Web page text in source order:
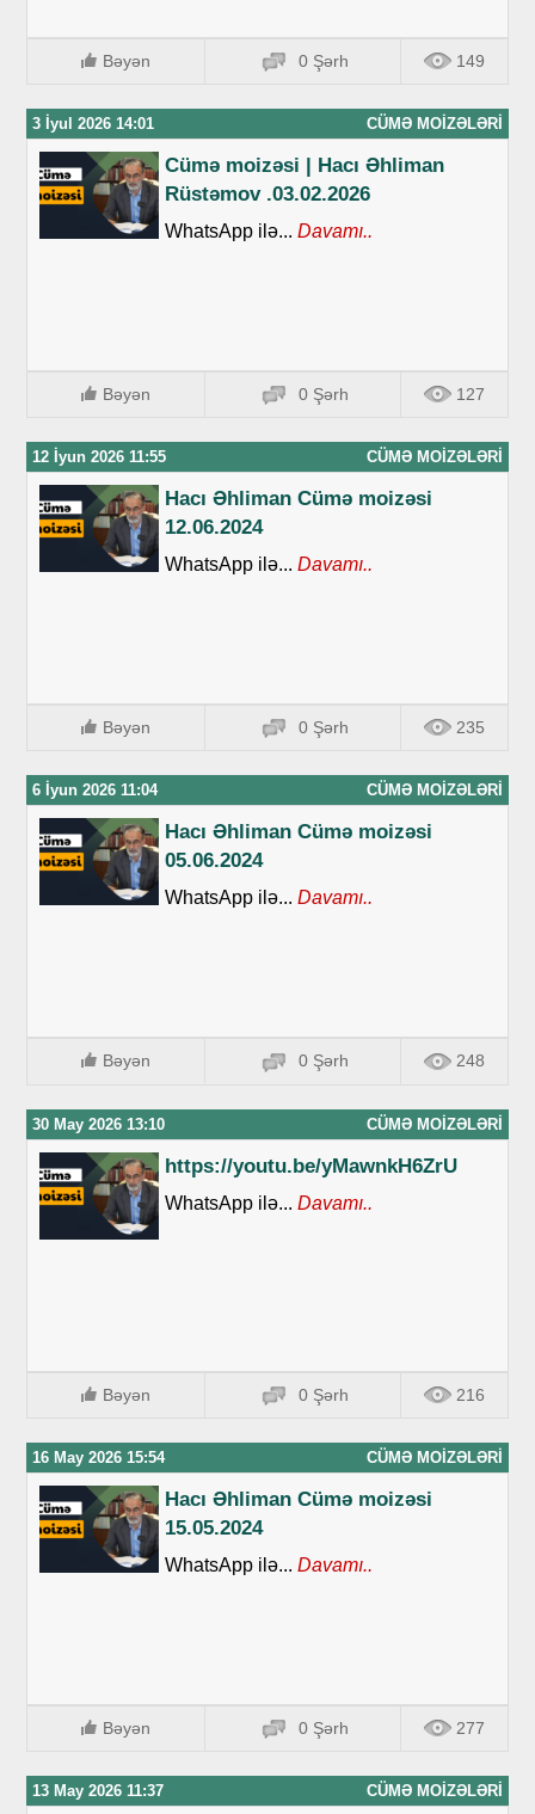
Bəyən 0 Şərh 149
3 İyul 2026 14:01 CÜMƏ MOIZƏLƏRI
Cümə moizəsi | Hacı Əhliman
Rüstəmov .03.02.2026
WhatsApp ilə... Davamı..
Bəyən 0 Şərh 127
12 İyun 2026 11:55 CÜMƏ MOIZƏLƏRI
Hacı Əhliman Cümə moizəsi
12.06.2024
WhatsApp ilə... Davamı..
Bəyən 0 Şərh 235
6 İyun 2026 11:04 CÜMƏ MOIZƏLƏRI
Hacı Əhliman Cümə moizəsi
05.06.2024
WhatsApp ilə... Davamı..
Bəyən 0 Şərh 248
30 May 2026 13:10 CÜMƏ MOIZƏLƏRI
https://youtu.be/yMawnkH6ZrU
WhatsApp ilə... Davamı..
Bəyən 0 Şərh 216
16 May 2026 15:54 CÜMƏ MOIZƏLƏRI
Hacı Əhliman Cümə moizəsi
15.05.2024
WhatsApp ilə... Davamı..
Bəyən 0 Şərh 277
13 May 2026 11:37 CÜMƏ MOIZƏLƏRI